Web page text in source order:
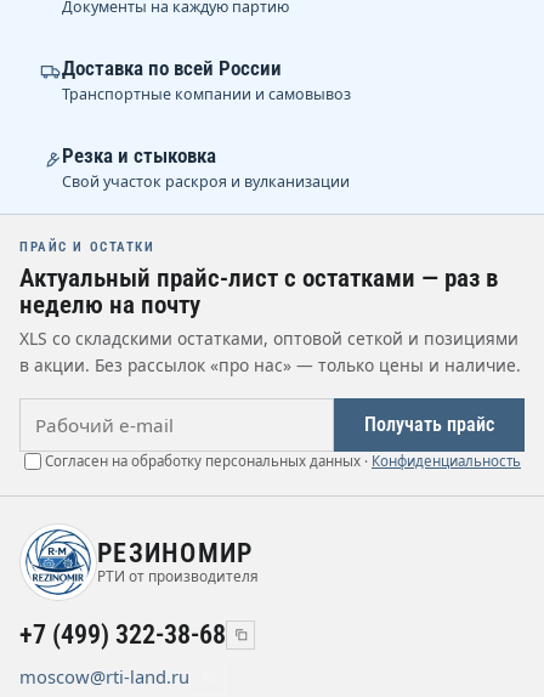
Документы на каждую партию
Доставка по всей России
Транспортные компании и самовывоз
Резка и стыковка
Свой участок раскроя и вулканизации
ПРАЙС И ОСТАТКИ
Актуальный прайс-лист с остатками — раз в
неделю на почту
XLS со складскими остатками, оптовой сеткой и позициями
в акции. Без рассылок «про нас» — только цены и наличие.
Получать прайс
Согласен на обработку персональных данных · Конфиденциальность
РЕЗИНОМИР
РТИ от производителя
+7 (499) 322-38-68
moscow@rti-land.ru